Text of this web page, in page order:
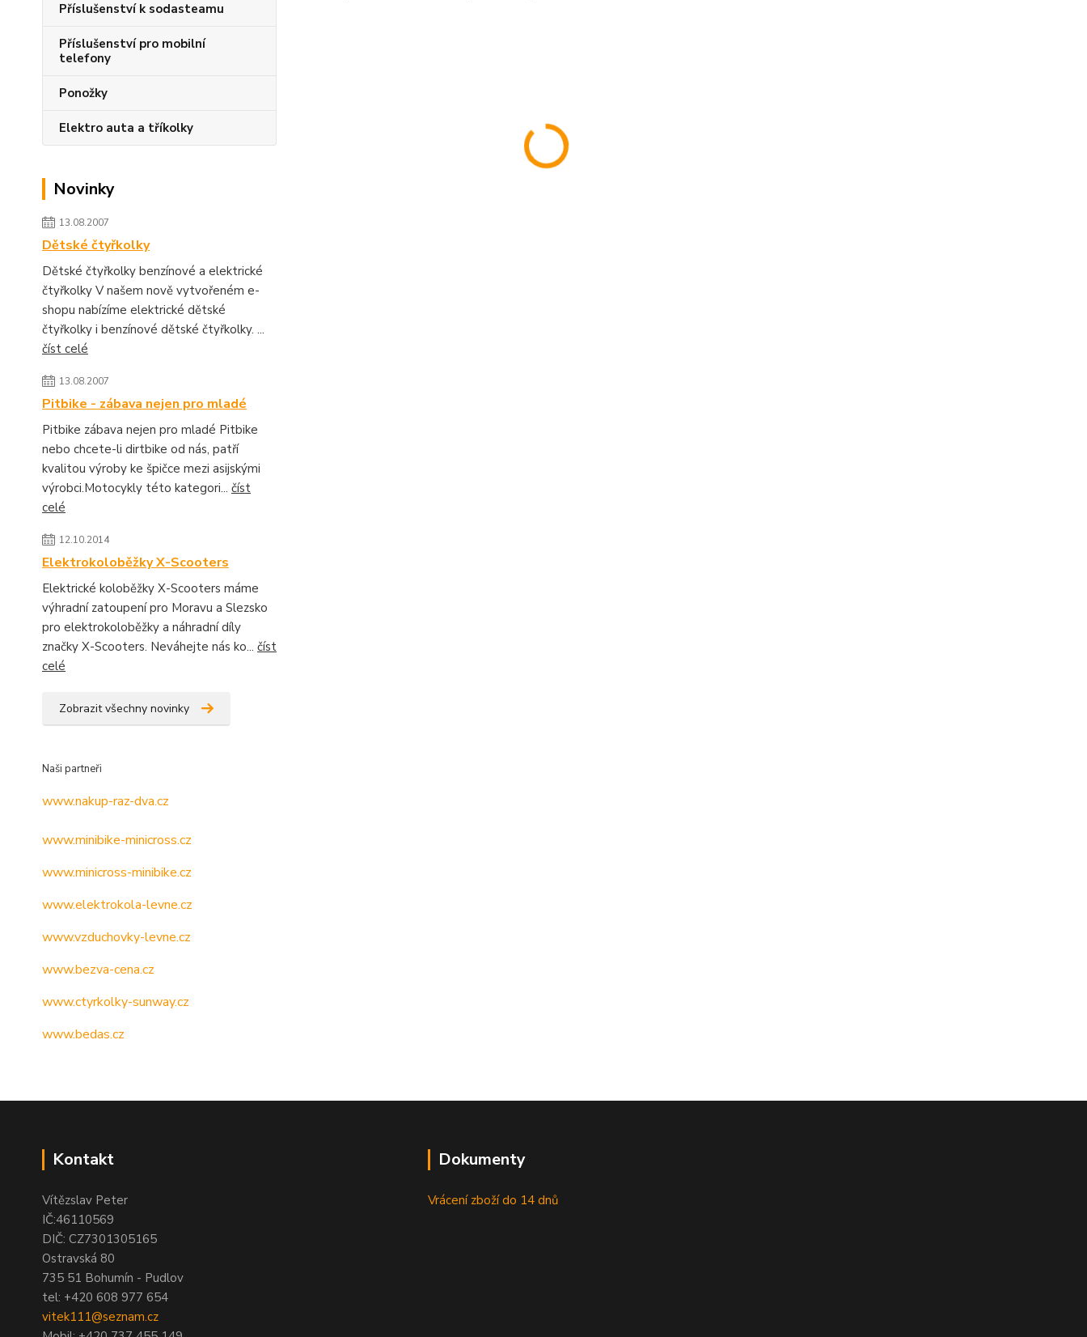
Příslušenství k sodasteamu
Příslušenství pro mobilní
telefony
Ponožky
Elektro auta a tříkolky
Novinky
13.08.2007
Dětské čtyřkolky
Dětské čtyřkolky benzínové a elektrické
čtyřkolky V našem nově vytvořeném e-
shopu nabízíme elektrické dětské
čtyřkolky i benzínové dětské čtyřkolky. ...
číst celé
13.08.2007
Pitbike - zábava nejen pro mladé
Pitbike zábava nejen pro mladé Pitbike
nebo chcete-li dirtbike od nás, patří
kvalitou výroby ke špičce mezi asijskými
výrobci.Motocykly této kategori... číst
celé
12.10.2014
Elektrokoloběžky X-Scooters
Elektrické koloběžky X-Scooters máme
výhradní zatoupení pro Moravu a Slezsko
pro elektrokoloběžky a náhradní díly
značky X-Scooters. Neváhejte nás ko... číst
celé
Zobrazit všechny novinky
Naši partneři
www.nakup-raz-dva.cz
www.minibike-minicross.cz
www.minicross-minibike.cz
www.elektrokola-levne.cz
www.vzduchovky-levne.cz
www.bezva-cena.cz
www.ctyrkolky-sunway.cz
www.bedas.cz
Kontakt
Vítězslav Peter
IČ:46110569
DIČ: CZ7301305165
Ostravská 80
735 51 Bohumín - Pudlov
tel: +420 608 977 654
vitek111@seznam.cz
Dokumenty
Vrácení zboží do 14 dnů